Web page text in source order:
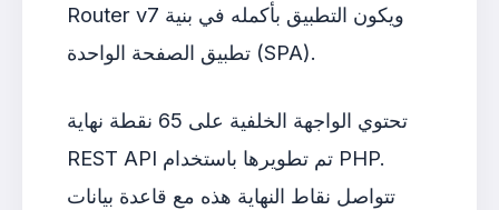
Router v7 ويكون التطبيق بأكمله في بنية
تطبيق الصفحة الواحدة (SPA).
تحتوي الواجهة الخلفية على 65 نقطة نهاية
REST API تم تطويرها باستخدام PHP.
تتواصل نقاط النهاية هذه مع قاعدة بيانات